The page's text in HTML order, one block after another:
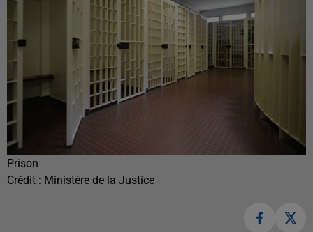
Prison
Crédit : Ministère de la Justice